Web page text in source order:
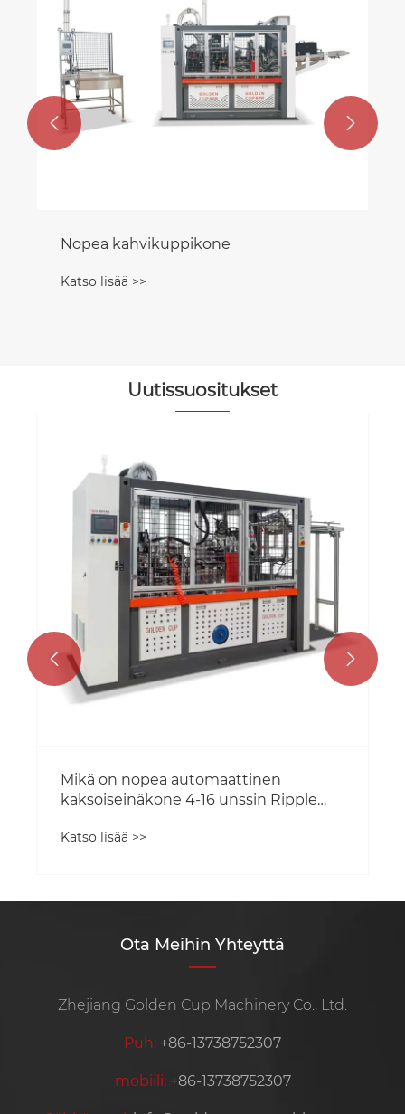
 
Uutissuositukset
Essential Operator's Handbook for
Automatic Paper Cup Machines
Katso lisää >>
 
Ota Meihin Yhteyttä
Zhejiang Golden Cup Machinery Co., Ltd.
Puh: +86-13738752307
mobiili: +86-13738752307